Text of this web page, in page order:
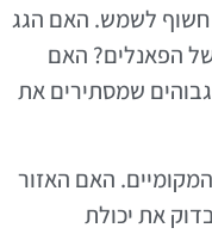
חשוף לשמש. האם הגג
הפאנלים? האם
גבוהים שמסתירים את
האם האזור
את יכולת